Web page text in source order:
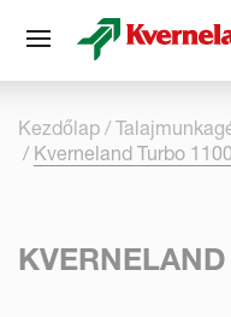
Kezdőlap
Kverneland Turbo
Süti preferenciák